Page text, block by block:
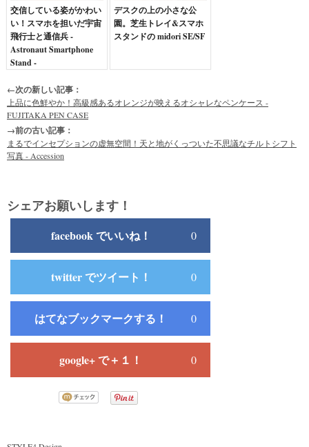
交信している姿がかわい
い！スマホを担いだ宇宙
飛行士と通信兵 -
Astronaut Smartphone
Stand -
デスクの上の小さな公
園。芝生トレイ&スマホ
スタンドの midori SE/SF
←次の新しい記事：
上品に色鮮やか！高級感あるオレンジが映えるオシャレなペンケース -
FUJITAKA PEN CASE
→前の古い記事：
まるでインセプションの虚無空間！天と地がくっついた不思議なチルトシフト
写真 - Accession
シェアお願いします！
facebook でいいね！ 0
twitter でツイート！ 0
はてなブックマークする！ 0
google+ で＋１！ 0